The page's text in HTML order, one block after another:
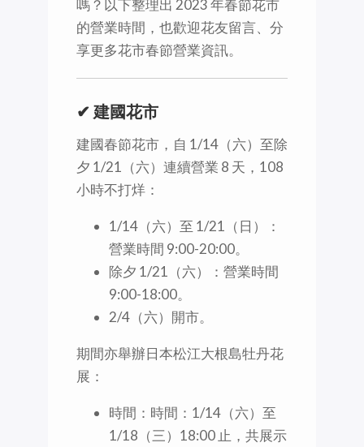
嗎？以下整理出 2023 年春節花市
的營業時間，也歡迎花友留言、分
享更多花市春節營業資訊。
✔ 建國花市
建國春節花市，自 1/14（六）至除
夕 1/21（六）連續營業 8 天，108
小時不打烊：
1/14（六）至 1/21（日）：
營業時間 9:00-20:00。
除夕 1/21（六）：營業時間
9:00-18:00。
2/4（六）開市。
期間亦舉辦日本松江大根島牡丹花
展：
時間：時間：1/14（六）至
1/18（三）18:00 止，共展示